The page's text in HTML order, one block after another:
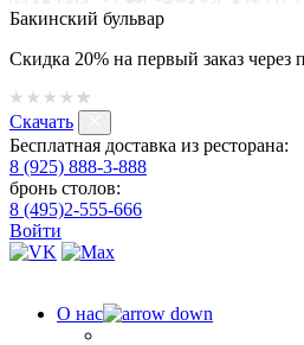
Бакинский бульвар
Скидка 20% на первый заказ через
Скачать
Бесплатная доставка из ресторана:
8 (925) 888-3-888
бронь столов:
8 (495)2-555-666
Войти
О нас